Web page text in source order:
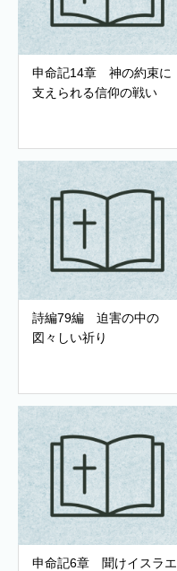
申命記14章 神の約束に
支えられる信仰の戦い
詩編79編 迫害の中の
図々しい祈り
申命記6章 聞けイスラエ